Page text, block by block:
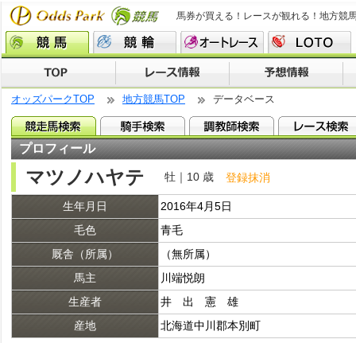
馬券が買える！レースが観れる！地方競
オッズパークTOP 地方競馬TOP データベース
プロフィール
マツノハヤテ 牡｜10 歳 登録抹消
生年月日
2016年4月5日
毛色
青毛
厩舎（所属）
（無所属）
馬主
川端悦朗
生産者
井 出 憲 雄
産地
北海道中川郡本別町